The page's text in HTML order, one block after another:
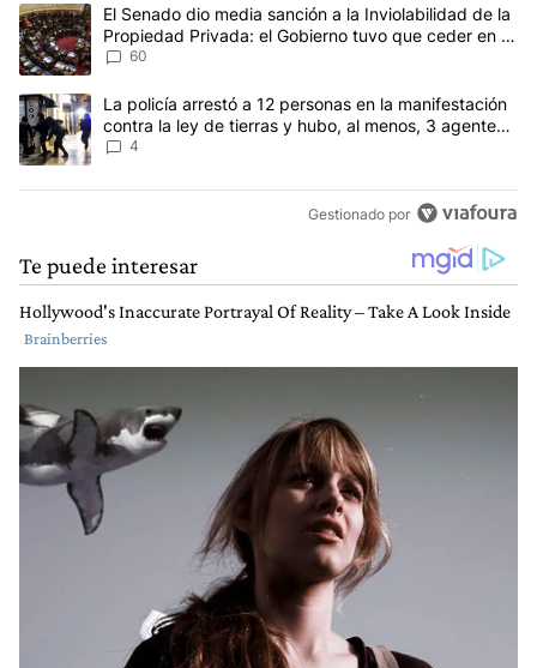
Un artículo de tendencia con el título "El Senado dio media
El Senado dio media sanción a la Inviolabilidad de la
Propiedad Privada: el Gobierno tuvo que ceder en la
Ley del Manejo del Fuego
60
Un artículo de tendencia con el título "La policía arrestó a 12
La policía arrestó a 12 personas en la manifestación
contra la ley de tierras y hubo, al menos, 3 agentes
heridos
4
Gestionado por